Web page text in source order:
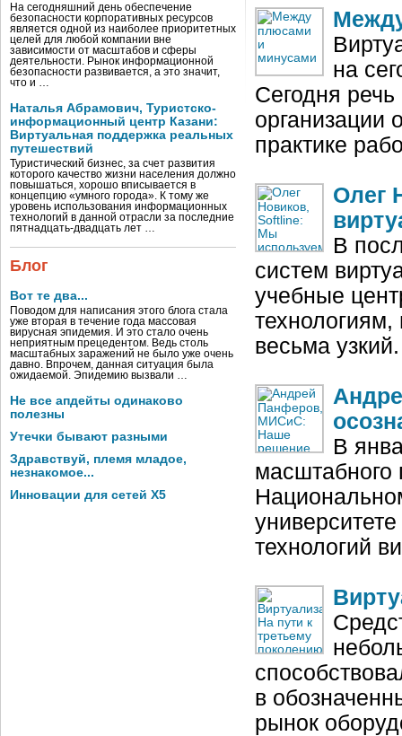
На сегодняшний день обеспечение
безопасности корпоративных ресурсов
является одной из наиболее приоритетных
целей для любой компании вне
зависимости от масштабов и сферы
деятельности. Рынок информационной
безопасности развивается, а это значит,
что и …
Наталья Абрамович, Туристско-
информационный центр Казани:
Виртуальная поддержка реальных
путешествий
Туристический бизнес, за счет развития
которого качество жизни населения должно
повышаться, хорошо вписывается в
концепцию «умного города». К тому же
уровень использования информационных
технологий в данной отрасли за последние
пятнадцать-двадцать лет …
Блог
Вот те два...
Поводом для написания этого блога стала
уже вторая в течение года массовая
вирусная эпидемия. И это стало очень
неприятным прецедентом. Ведь столь
масштабных заражений не было уже очень
давно. Впрочем, данная ситуация была
ожидаемой. Эпидемию вызвали …
Не все апдейты одинаково
полезны
Утечки бывают разными
Здравствуй, племя младое,
незнакомое...
Инновации для сетей X5
на
Сегодня
организации
практике
Олег
В
систем
учебные
весьма
В
масштабного
технологий
в
рынок